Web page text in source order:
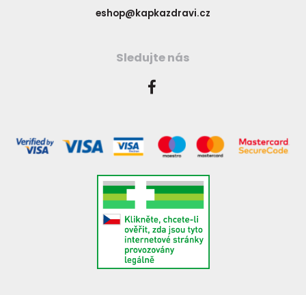
eshop@kapkazdravi.cz
Sledujte nás